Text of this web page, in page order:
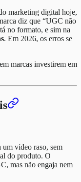
marketing digital hoje,
diz que “UGC não
no formato, e sim na
. Em 2026, os erros se
marcas investirem em
vídeo raso, sem
do produto. O
mas não engaja nem